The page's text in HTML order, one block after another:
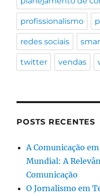
profissionalismo
redes sociais
twitter vendas
POSTS RECENTES
A Comunicação
Mundial: A
Comunicação
O Jornalismo em